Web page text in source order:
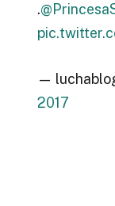
.
—
2017